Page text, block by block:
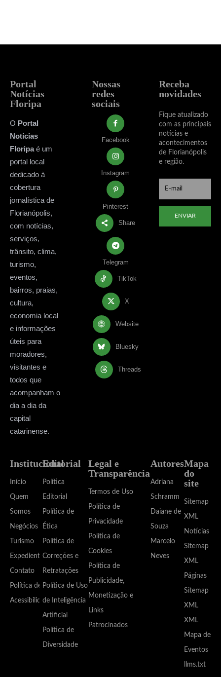
Portal
Notícias
Floripa
O Portal
Notícias
Floripaé um
portal local
dedicado à
cobertura
jornalística de
Florianópolis,
com notícias,
serviços,
trânsito, clima,
turismo,
eventos,
bairros, praias,
cultura,
economia local
e informações
úteis para
moradores,
visitantes e
todos que
acompanham o
dia a dia da
capital
catarinense.
Nossas
redes
sociais
Facebook
Instagram
Pinterest
Share
Telegram
TikTok
X
Website
Bluesky
Threads
Receba
novidades
Fique atualizado
com as principais
notícias e
acontecimentos
de Florianópolis
e região.
ENVIAR
Institucional
Início
Quem
Somos
Negócios
Turismo
Expediente
Contato
Política de
Acessibilidade
Editorial
Política
Editorial
Política de
Ética
Política de
Correções e
Retratações
Política de Uso
de Inteligência
Artificial
Política de
Diversidade
Legal e
Transparência
Termos de Uso
Política de
Privacidade
Política de
Cookies
Política de
Publicidade,
Monetização e
Links
Patrocinados
Autores
Adriana
Schramm
Daiane de
Souza
Marcelo
Neves
Mapa
do
site
Sitemap
XML
Notícias
Sitemap
XML
Páginas
Sitemap
XML
XML
Mapa de
Eventos
llms.txt